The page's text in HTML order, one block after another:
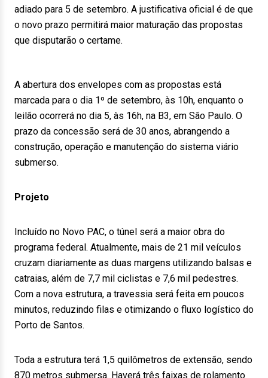
adiado para 5 de setembro. A justificativa oficial é de que
o novo prazo permitirá maior maturação das propostas
que disputarão o certame.
A abertura dos envelopes com as propostas está
marcada para o dia 1º de setembro, às 10h, enquanto o
leilão ocorrerá no dia 5, às 16h, na B3, em São Paulo. O
prazo da concessão será de 30 anos, abrangendo a
construção, operação e manutenção do sistema viário
submerso.
Projeto
Incluído no Novo PAC, o túnel será a maior obra do
programa federal. Atualmente, mais de 21 mil veículos
cruzam diariamente as duas margens utilizando balsas e
catraias, além de 7,7 mil ciclistas e 7,6 mil pedestres.
Com a nova estrutura, a travessia será feita em poucos
minutos, reduzindo filas e otimizando o fluxo logístico do
Porto de Santos.
Toda a estrutura terá 1,5 quilômetros de extensão, sendo
870 metros submersa. Haverá três faixas de rolamento